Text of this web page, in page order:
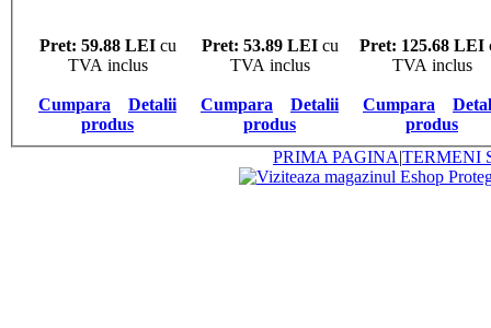
Pret: 59.88 LEIcu
TVA inclus
Cumpara
Detalii
produs
Pret: 53.89 LEIcu
TVA inclus
Cumpara
Detalii
produs
Pret: 125.68 LEI
TVA inclus
Cumpara
produs
PRIMA PAGINA|TERMENI